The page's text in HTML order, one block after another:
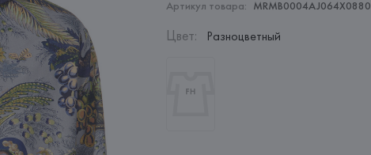
Артикул товара: MRMB0004AJ064X0880
Цвет: Разноцветный